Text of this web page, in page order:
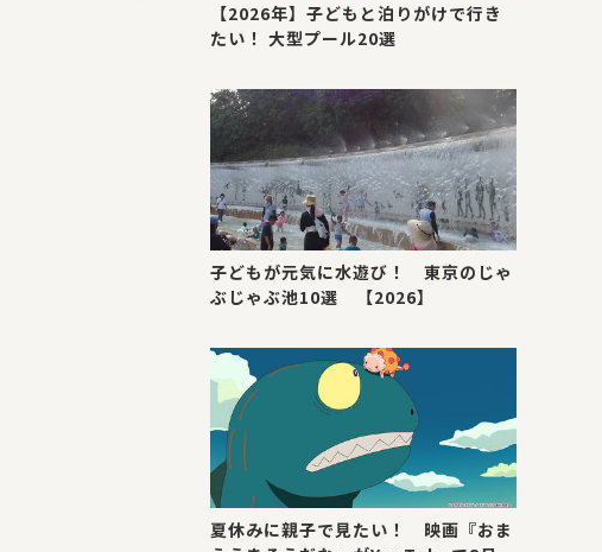
【2026年】子どもと泊りがけで行き
たい！ 大型プール20選
子どもが元気に水遊び！ 東京のじゃ
ぶじゃぶ池10選 【2026】
夏休みに親子で見たい！ 映画『おま